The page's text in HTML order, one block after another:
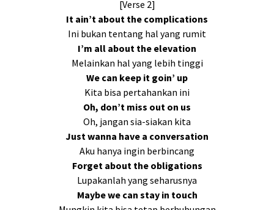
[Verse 2]
It ain’t about the complications
Ini bukan tentang hal yang rumit
I’m all about the elevation
Melainkan hal yang lebih tinggi
We can keep it goin’ up
Kita bisa pertahankan ini
Oh, don’t miss out on us
Oh, jangan sia-siakan kita
Just wanna have a conversation
Aku hanya ingin berbincang
Forget about the obligations
Lupakanlah yang seharusnya
Maybe we can stay in touch